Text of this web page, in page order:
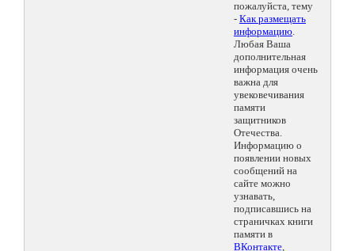
пожалуйста, тему
- Как размещать
информацию.
Любая Ваша
дополнительная
информация очень
важна для
увековечивания
памяти
защитников
Отечества.
Информацию о
появлении новых
сообщений на
сайте можно
узнавать,
подписавшись на
страничках книги
памяти в
ВКонтакте,